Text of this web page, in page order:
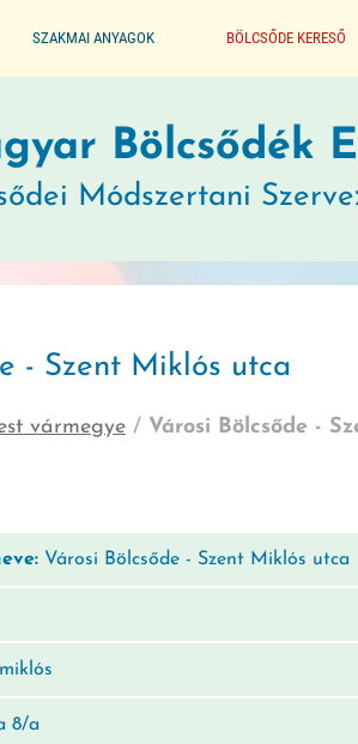
SZAKMAI ANYAGOK
SEGÉDLET A BÖLCSŐDÉK
MÓDSZERTANI KIADVÁNYOK
JELZŐRENDSZER
BÖLCSŐDE KERESŐ
Bölcsődék
Módszertani
- Szent Miklós utca
vármegye / Városi Bölcsőde -
Városi Bölcsőde - Szent Miklós utca
8/a